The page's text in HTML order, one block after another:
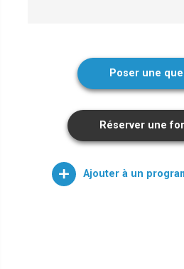
Poser une
Réserver une
Ajouter à un